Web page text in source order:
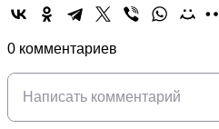
0 комментариев